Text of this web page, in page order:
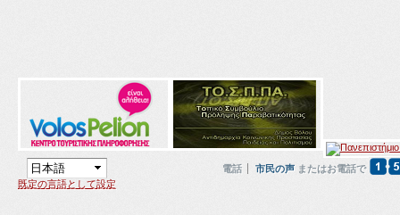
既定の言語として設定
電話 市民の声 またはお電話で